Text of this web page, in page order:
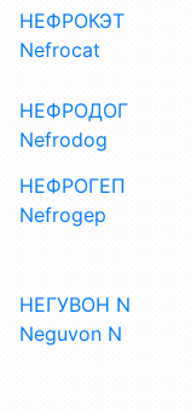
НЕФРОКЭТ
Nefrocat
НЕФРОДОГ
Nefrodog
НЕФРОГЕП
Nefrogep
НЕГУВОН N
Neguvon N